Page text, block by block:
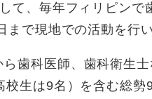
て、毎年フィリピンで
まで現地での活動を行い
歯科医師、歯科衛生
校生は9名）を含む総